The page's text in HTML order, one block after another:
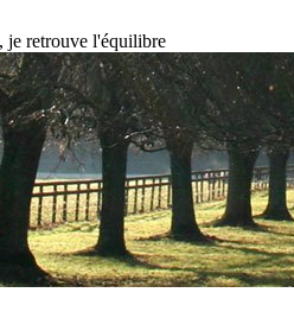
je retrouve l'équilibre